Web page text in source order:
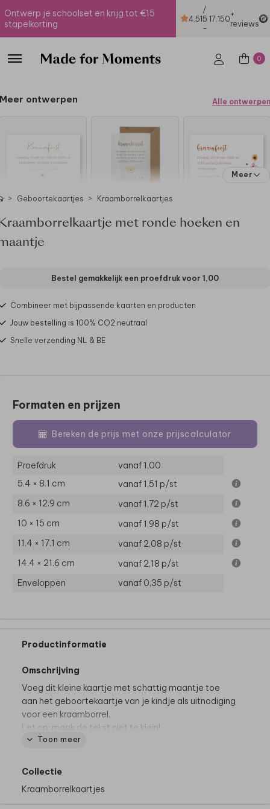
Ontwerp je schoolset en krijg tot €15
stapelkorting
4.51
/
5
-
17.150+
reviews
0
Meer ontwerpen Alle ontwerpen
Meer
Geboortekaartjes Kraamborrelkaartjes
met ronde hoeken en
Bestel gemakkelijk een proefdruk voor 1,00
Combineer met bijpassende kaarten en producten
Jouw bestelling is 100% CO2 neutraal
Snelle verzending NL & BE
Formaten en prijzen
Bereken de prijs met onze prijscalculator
Proefdruk
vanaf 1,00
5.4 × 8.1 cm
vanaf 1,51 p/st
8.6 × 12.9 cm
vanaf 1,72 p/st
10 × 15 cm
vanaf 1,98 p/st
11.4 × 17.1 cm
vanaf 2,08 p/st
14.4 × 21.6 cm
vanaf 2,18 p/st
Enveloppen
vanaf 0,35 p/st
Productinformatie
Omschrijving
Voeg dit kleine kaartje met schattig maantje toe
aan het geboortekaartje van je kindje als uitnodiging
voor een kraamborrel.
Let op: maak de tekst niet te klein!
Toon meer
Collectie
Kraamborrelkaartjes